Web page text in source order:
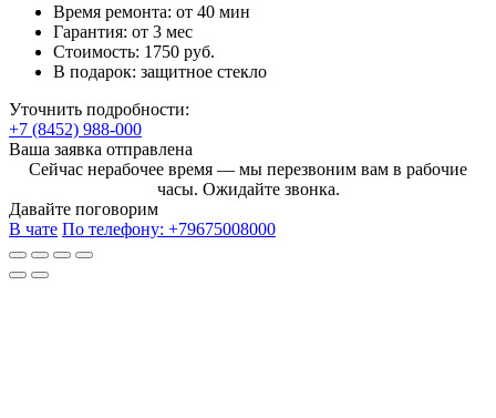
Время ремонта: от 40 мин
Гарантия: от 3 мес
Стоимость: 1750 руб.
В подарок: защитное стекло
Уточнить подробности:
+7 (8452) 988-000
Ваша заявка отправлена
Сейчас нерабочее время — мы перезвоним вам в рабочие
часы. Ожидайте звонка.
Давайте поговорим
В чате По телефону: +79675008000